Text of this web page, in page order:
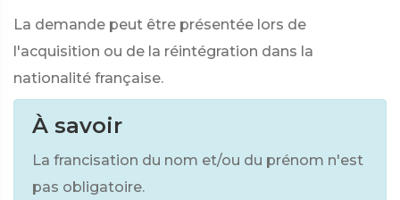
La demande peut être présentée lors de
l'acquisition ou de la réintégration dans la
nationalité française.
À savoir
La francisation du nom et/ou du prénom n'est
pas obligatoire.